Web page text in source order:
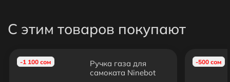
С этим товаров покупают
-1 100 сом
Ручка газа для
самоката Ninebot
-500 сом